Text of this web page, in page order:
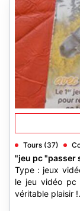
Tours (37)
"jeu pc "passer
Type : jeux
le jeu vidéo pc
véritable plaisir